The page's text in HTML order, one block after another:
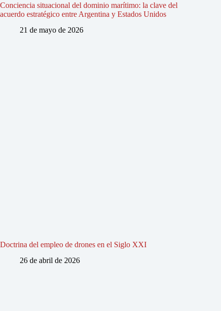
Conciencia situacional del dominio marítimo: la clave del
acuerdo estratégico entre Argentina y Estados Unidos
21 de mayo de 2026
Doctrina del empleo de drones en el Siglo XXI
26 de abril de 2026